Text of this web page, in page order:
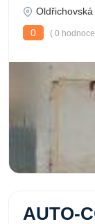
0
( 0
AUTO-